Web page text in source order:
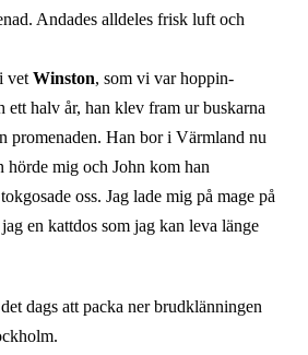
Andades alldeles frisk luft och
vetWinston, som vi var hoppin-
ett halv år, han klev fram ur buskarna
promenaden. Han bor i Värmland nu
hörde mig och John kom han
oss. Jag lade mig på mage på
en kattdos som jag kan leva länge
dags att packa ner brudklänningen